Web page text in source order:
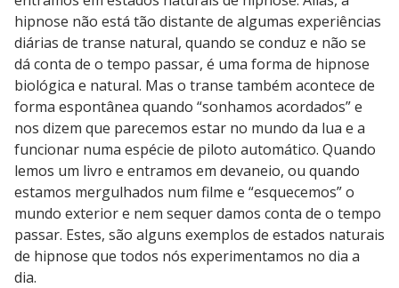
hipnose não está tão distante de algumas experiências
diárias de transe natural, quando se conduz e não se
dá conta de o tempo passar, é uma forma de hipnose
biológica e natural. Mas o transe também acontece de
forma espontânea quando “sonhamos acordados” e
nos dizem que parecemos estar no mundo da lua e a
funcionar numa espécie de piloto automático. Quando
lemos um livro e entramos em devaneio, ou quando
estamos mergulhados num filme e “esquecemos” o
mundo exterior e nem sequer damos conta de o tempo
passar. Estes, são alguns exemplos de estados naturais
de hipnose que todos nós experimentamos no dia a
dia.